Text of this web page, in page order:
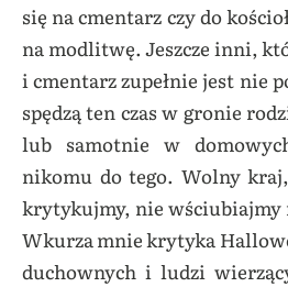
się na cmentarz czy do
na modlitwę. Jeszcze inni,
i cmentarz zupełnie jest nie
spędzą ten czas w gronie
lub samotnie w
nikomu do tego. Wolny
krytykujmy, nie wściubiajmy
Wkurza mnie krytyka
duchownych i ludzi